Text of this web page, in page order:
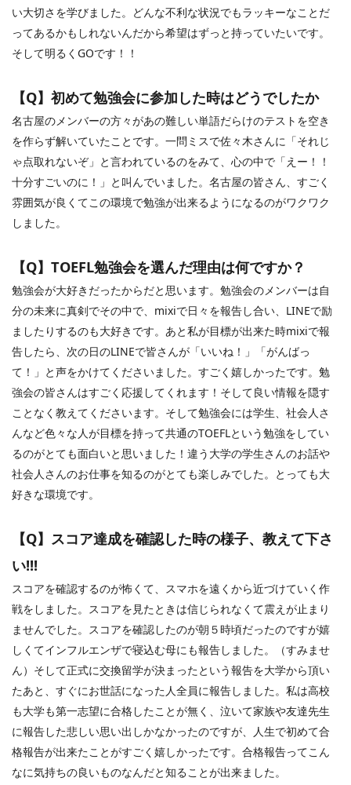
い大切さを学びました。どんな不利な状況でもラッキーなことだ
ってあるかもしれないんだから希望はずっと持っていたいです。
そして明るく GOです！！
【Q】初めて勉強会に参加した時はどうでしたか
名古屋のメンバーの方々があの難しい単語だらけのテストを空き
を作らず解いていたことです。一問ミスで佐々木さんに「それじ
ゃ点取れないぞ」と言われているのをみて、心の中で「えー！！
十分すごいのに！」と叫んでいました。名古屋の皆さん、すごく
雰囲気が良くてこの環境で勉強が出来るようになるのがワクワク
しました。
【Q】 TOEFL勉強会を選んだ理由は何ですか？
勉強会が大好きだったからだと思います。勉強会のメンバーは自
分の未来に真剣でその中で、 mixiで日々を報告し合い、 LINEで励
ましたりするのも大好きです。あと私が目標が出来た時mixiで報
告したら、次の日のLINEで皆さんが「いいね！」「がんばっ
て！」と声をかけてくださいました。すごく嬉しかったです。勉
強会の皆さんはすごく応援してくれます！そして良い情報を隠す
ことなく教えてくださいます。そして勉強会には学生、社会人さ
んなど色々な人が目標を持って共通のTOEFLという勉強をしてい
るのがとても面白いと思いました！違う大学の学生さんのお話や
社会人さんのお仕事を知るのがとても楽しみでした。とっても大
好きな環境です。
【Q】スコア達成を確認した時の様子、教えて下さ
い!!!
スコアを確認するのが怖くて、スマホを遠くから近づけていく作
戦をしました。スコアを見たときは信じられなくて震えが止まり
ませんでした。スコアを確認したのが朝５時頃だったのですが嬉
しくてインフルエンザで寝込む母にも報告しました。（すみませ
ん）そして正式に交換留学が決まったという報告を大学から頂い
たあと、すぐにお世話になった人全員に報告しました。私は高校
も大学も第一志望に合格したことが無く、泣いて家族や友達先生
に報告した悲しい思い出しかなかったのですが、人生で初めて合
格報告が出来たことがすごく嬉しかったです。合格報告ってこん
なに気持ちの良いものなんだと知ることが出来ました。